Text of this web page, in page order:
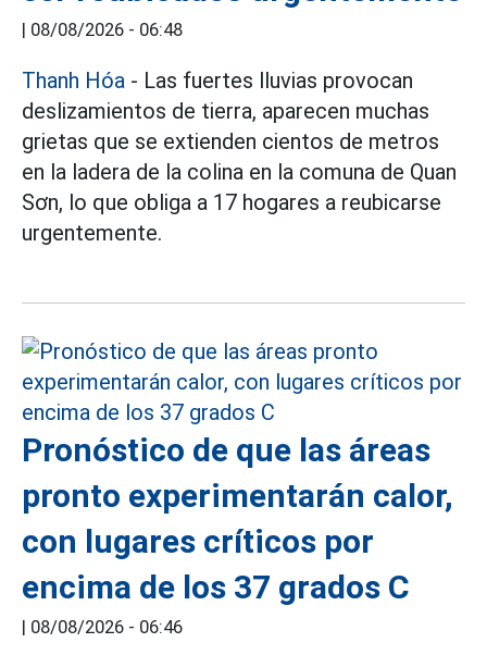
| 08/08/2026 - 06:48
Thanh Hóa - Las fuertes lluvias provocan
deslizamientos de tierra, aparecen muchas
grietas que se extienden cientos de metros
en la ladera de la colina en la comuna de Quan
Sơn, lo que obliga a 17 hogares a reubicarse
urgentemente.
Pronóstico de que las áreas
pronto experimentarán calor,
con lugares críticos por
encima de los 37 grados C
| 08/08/2026 - 06:46